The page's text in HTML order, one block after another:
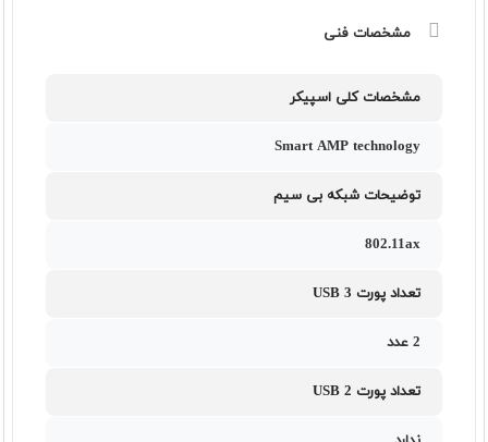
مشخصات فنی
مشخصات کلی اسپیکر
Smart AMP technology
توضیحات شبکه بی سیم
802.11ax
تعداد پورت USB 3
2 عدد
تعداد پورت USB 2